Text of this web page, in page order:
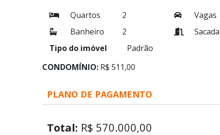
Quartos 2 Vagas
Banheiro
2 Sacada
Tipo do imóvel
Padrão
CONDOMÍNIO: R$ 511,00
PLANO DE PAGAMENTO
Total: R$ 570.000,00